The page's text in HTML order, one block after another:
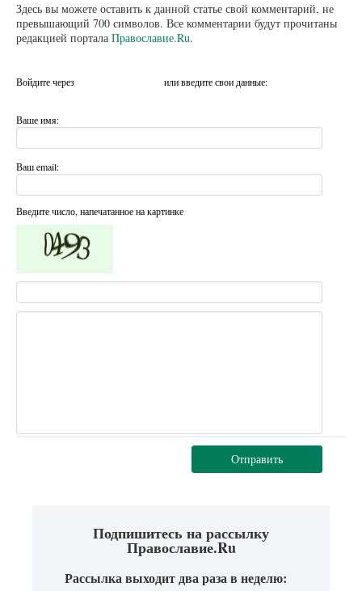
Здесь вы можете оставить к данной статье свой комментарий, не
превышающий 700 символов. Все комментарии будут прочитаны
редакцией портала Православие.Ru.
Войдите через или введите свои данные:
Ваше имя:
Ваш email:
Введите число, напечатанное на картинке
Отправить
Подпишитесь на рассылку
Православие.Ru
Рассылка выходит два раза в неделю: